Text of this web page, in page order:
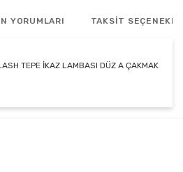
YORUMLARI TAKSİT
TEPE İKAZ LAMBASI DÜZ A ÇAKMAK